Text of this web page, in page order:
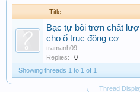
Title
Bạc tự bôi trơn chất
cho ổ trục động cơ
tramanh09
Replies:
0
Showing threads 1 to 1 of 1
Thread